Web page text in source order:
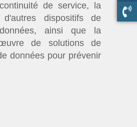
de service, la
dispositifs de
ainsi que la
de solutions de
données pour prévenir